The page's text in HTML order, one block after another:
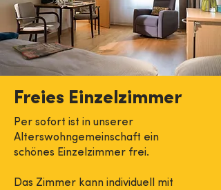
Freies Einzelzimmer
Per sofort ist in unserer
Alterswohngemeinschaft ein
schönes Einzelzimmer frei.
Das Zimmer kann individuell mit